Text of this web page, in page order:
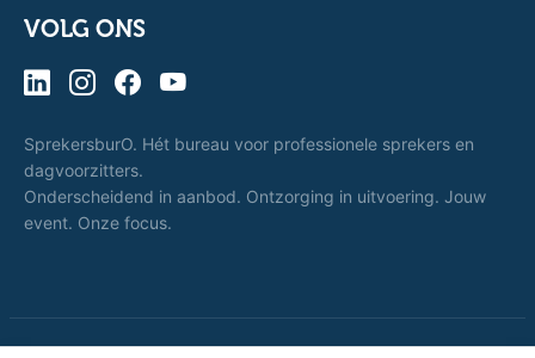
VOLG ONS
SprekersburO. Hét bureau voor professionele sprekers en
dagvoorzitters.
Onderscheidend in aanbod. Ontzorging in uitvoering. Jouw
event. Onze focus.